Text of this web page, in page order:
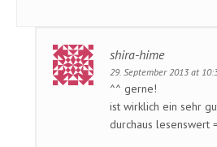
shira-hime
29. September 2013 at
^^ gerne!
ist wirklich ein sehr
durchaus lesenswert